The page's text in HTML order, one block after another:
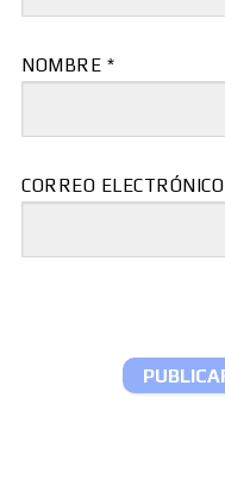
NOMBRE *
CORREO ELECTRÓNICO